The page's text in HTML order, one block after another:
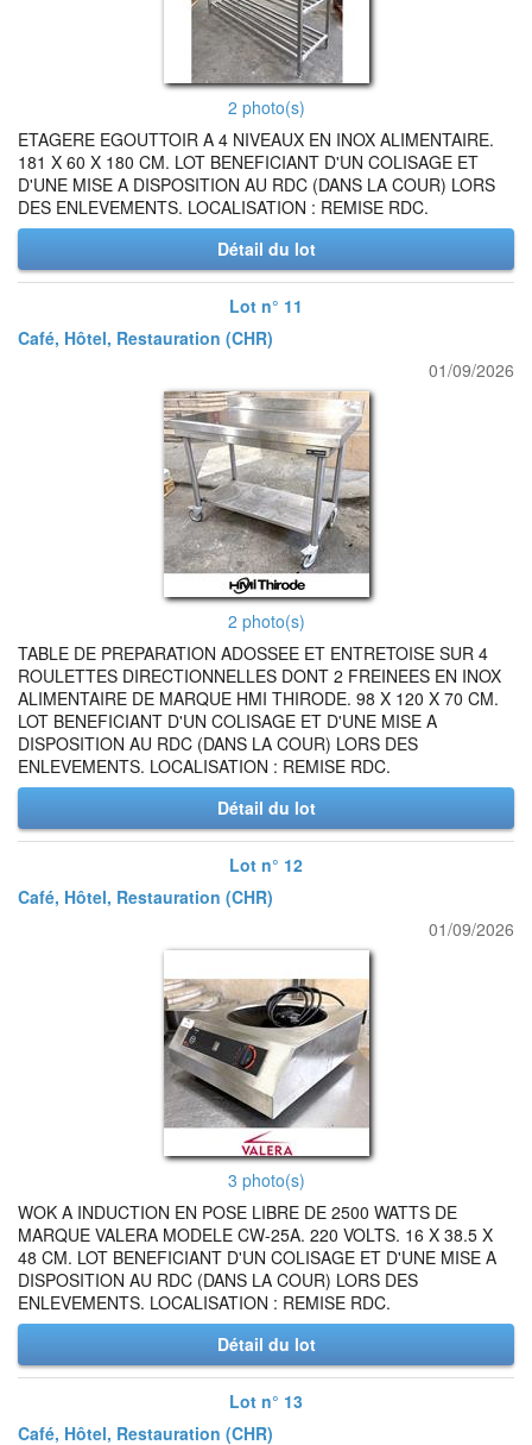
2 photo(s)
ETAGERE EGOUTTOIR A 4 NIVEAUX EN INOX ALIMENTAIRE.
181 X 60 X 180 CM. LOT BENEFICIANT D'UN COLISAGE ET
D'UNE MISE A DISPOSITION AU RDC (DANS LA COUR) LORS
DES ENLEVEMENTS. LOCALISATION : REMISE RDC.
Détail du lot
Lot n° 11
Café, Hôtel, Restauration (CHR)
01/09/2026
2 photo(s)
TABLE DE PREPARATION ADOSSEE ET ENTRETOISE SUR 4
ROULETTES DIRECTIONNELLES DONT 2 FREINEES EN INOX
ALIMENTAIRE DE MARQUE HMI THIRODE. 98 X 120 X 70 CM.
LOT BENEFICIANT D'UN COLISAGE ET D'UNE MISE A
DISPOSITION AU RDC (DANS LA COUR) LORS DES
ENLEVEMENTS. LOCALISATION : REMISE RDC.
Détail du lot
Lot n° 12
Café, Hôtel, Restauration (CHR)
01/09/2026
3 photo(s)
WOK A INDUCTION EN POSE LIBRE DE 2500 WATTS DE
MARQUE VALERA MODELE CW-25A. 220 VOLTS. 16 X 38.5 X
48 CM. LOT BENEFICIANT D'UN COLISAGE ET D'UNE MISE A
DISPOSITION AU RDC (DANS LA COUR) LORS DES
ENLEVEMENTS. LOCALISATION : REMISE RDC.
Détail du lot
Lot n° 13
Café, Hôtel, Restauration (CHR)